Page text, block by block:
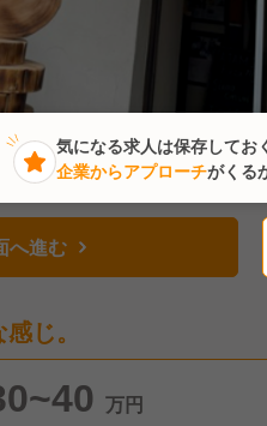
へ進む
じ。
万円
気になる求人は保存してお
企業からアプローチがくる